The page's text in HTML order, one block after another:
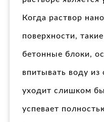
Когда раствор
поверхности,
бетонные блоки,
впитывать воду из
уходит слишком
успевает